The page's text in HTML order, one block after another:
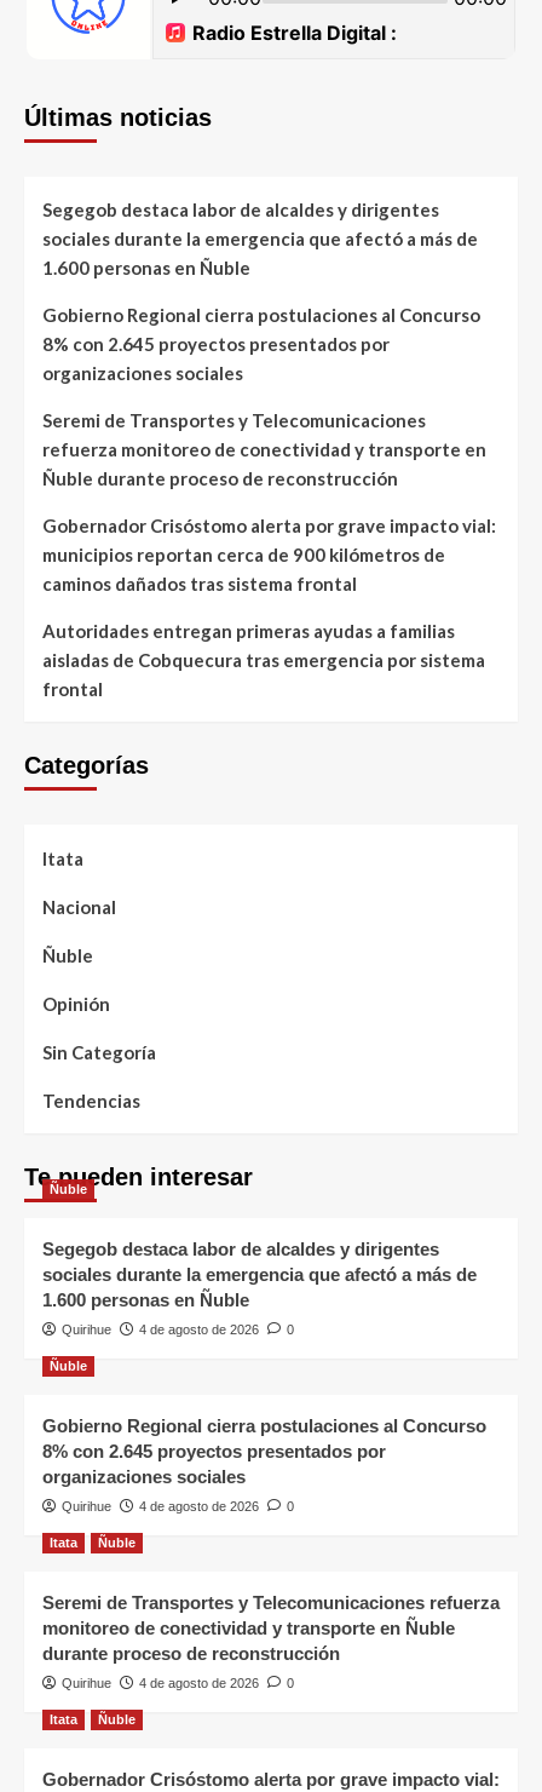
Últimas noticias
Segegob destaca labor de alcaldes y dirigentes
sociales durante la emergencia que afectó a más de
1.600 personas en Ñuble
Gobierno Regional cierra postulaciones al Concurso
8% con 2.645 proyectos presentados por
organizaciones sociales
Seremi de Transportes y Telecomunicaciones
refuerza monitoreo de conectividad y transporte en
Ñuble durante proceso de reconstrucción
Gobernador Crisóstomo alerta por grave impacto vial:
municipios reportan cerca de 900 kilómetros de
caminos dañados tras sistema frontal
Autoridades entregan primeras ayudas a familias
aisladas de Cobquecura tras emergencia por sistema
frontal
Categorías
Itata
Nacional
Ñuble
Opinión
Sin Categoría
Tendencias
Te pueden interesar
Ñuble
Segegob destaca labor de alcaldes y dirigentes
sociales durante la emergencia que afectó a más de
1.600 personas en Ñuble
Quirihue 4 de agosto de 2026 0
Ñuble
Gobierno Regional cierra postulaciones al Concurso
8% con 2.645 proyectos presentados por
organizaciones sociales
Quirihue 4 de agosto de 2026 0
Itata Ñuble
Seremi de Transportes y Telecomunicaciones refuerza
monitoreo de conectividad y transporte en Ñuble
durante proceso de reconstrucción
Quirihue 4 de agosto de 2026 0
Itata Ñuble
Gobernador Crisóstomo alerta por grave impacto vial: